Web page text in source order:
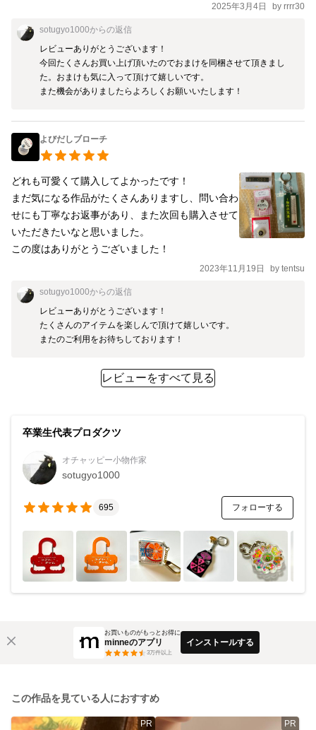
2025年3月4日 by rrrr30
sotugyo1000からの返信
レビューありがとうございます！
今回たくさんお買い上げ頂いたのでおまけを同梱させて頂きまし
た。おまけも気に入って頂けて嬉しいです。
また機会がありましたらよろしくお願いいたします！
よびだしブローチ
どれも可愛くて購入してよかったです！
まだ気になる作品がたくさんありますし、問い合わ
せにも丁寧なお返事があり、また次回も購入させて
いただきたいなと思いました。
この度はありがとうございました！
2023年11月19日 by tentsu
sotugyo1000からの返信
レビューありがとうございます！
たくさんのアイテムを楽しんで頂けて嬉しいです。
またのご利用をお待ちしております！
レビューをすべて見る
卒業生代表プロダクツ
オチャッピー小物作家
sotugyo1000
695 フォローする
お買いものがもっとお得に
minneのアプリ
3万件以上
インストールする
この作品を見ている人におすすめ
PR PR